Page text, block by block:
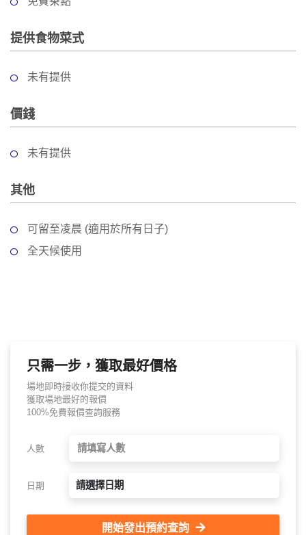
作
坊
戶
玩
樂
遊
出
租
提供食物菜式
未有提供
價錢
未有提供
其他
可留至凌晨 (適用於所有日子)
全天候使用
只需一步，獲取最好價格
場地即時接收你提交的資料
獲取場地最好的報價
100%免費報價查詢服務
人數
日期 請選擇日期
開始發出預約查詢